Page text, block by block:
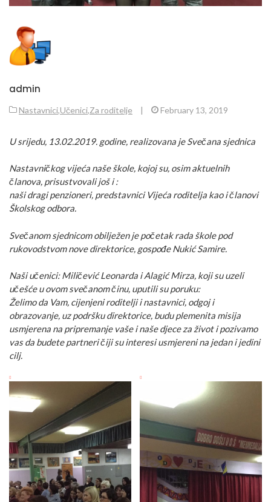
admin
Nastavnici,Učenici,Za roditelje | February 13, 2019
U srijedu, 13.02.2019. godine, realizovana je Svečana sjednica
Nastavničkog vijeća naše škole, kojoj su, osim aktuelnih
članova, prisustvovali još i :
naši dragi penzioneri, predstavnici Vijeća roditelja kao i članovi
Školskog odbora.
Svečanom sjednicom obilježen je početak rada škole pod
rukovodstvom nove direktorice, gospođe Nukić Samire.
Naši učenici: Miličević Leonarda i Alagić Mirza, koji su uzeli
učešće u ovom svečanom činu, uputili su poruku:
Želimo da Vam, cijenjeni roditelji i nastavnici, odgoj i
obrazovanje, uz podršku direktorice, budu plemenita misija
usmjerena na pripremanje vaše i naše djece za život i pozivamo
vas da budete partneri čiji su interesi usmjereni na jedan i jedini
cilj.